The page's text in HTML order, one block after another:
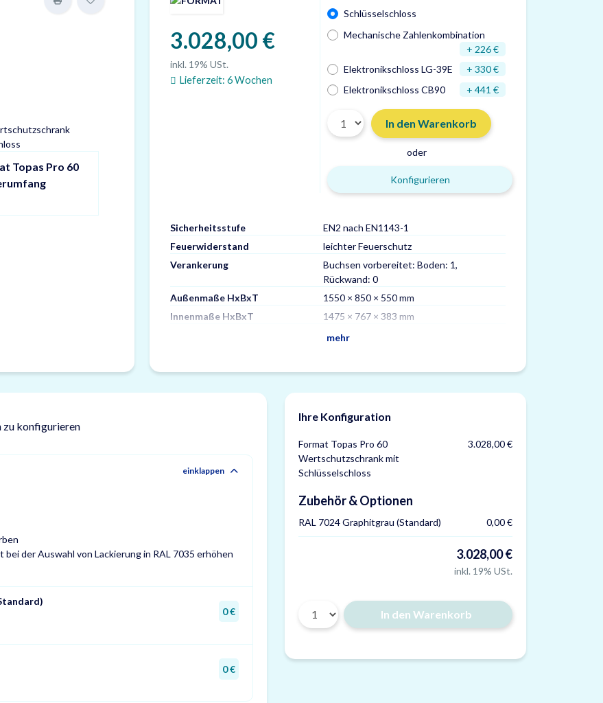
Topas Pro 60
3.028,00 €
inkl. 19% USt.
Lieferzeit: 6 Wochen
Schlüsselschloss
Mechanische Zahlenkombination
+ 226 €
Elektronikschloss LG-39E
+ 330 €
Elektronikschloss CB90
+ 441 €
In den Warenkorb
oder
Konfigurieren
Sicherheitsstufe
EN2 nach EN1143-1
Feuerwiderstand
leichter Feuerschutz
Verankerung
Buchsen vorbereitet: Boden: 1,
Rückwand: 0
Außenmaße HxBxT
1550 × 850 × 550 mm
Innenmaße HxBxT
1475 × 767 × 383 mm
mehr
zu konfigurieren
einklappen
der Auswahl von Lackierung in RAL 7035 erhöhen
0 €
0 €
Ihre Konfiguration
Format Topas Pro 60
Wertschutzschrank mit
Schlüsselschloss
3.028,00 €
Zubehör & Optionen
RAL 7024 Graphitgrau (Standard) 0,00 €
3.028,00 €
inkl. 19% USt.
In den Warenkorb